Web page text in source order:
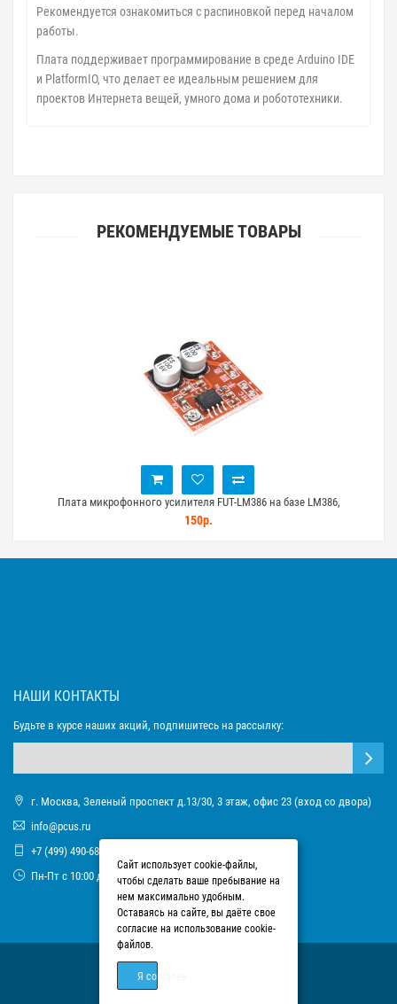
Рекомендуется ознакомиться с распиновкой перед началом
работы.
Плата поддерживает программирование в среде Arduino IDE
и PlatformIO, что делает ее идеальным решением для
проектов Интернета вещей, умного дома и робототехники.
РЕКОМЕНДУЕМЫЕ ТОВАРЫ
Плата микрофонного усилителя FUT-LM386 на базе LM386,
регулируемый
150р.
НАШИ КОНТАКТЫ
Будьте в курсе наших акций, подпишитесь на рассылку:
г. Москва, Зеленый проспект д.13/30, 3 этаж, офис 23 (вход со двора)
info@pcus.ru
+7 (499) 490-68-93
Пн-Пт с 10:00 до 17:00
Сайт использует cookie-файлы,
чтобы сделать ваше пребывание на
нем максимально удобным.
Оставаясь на сайте, вы даёте свое
согласие на использование cookie-
файлов.
Я согласен